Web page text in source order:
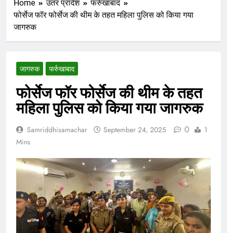
Home उतर प्रादेश
फर्रुखाबाद
फोर्सेज फॉर फोर्सेज की थीम के तहत महिला पुलिस को किया गया
जागरुक
जागरुक फर्रुखाबाद
फोर्सेज फॉर फोर्सेज की थीम के तहत
महिला पुलिस को किया गया जागरुक
Samriddhisamachar September 24, 2025 0
1
Mins